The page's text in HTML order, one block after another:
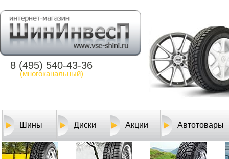
8 (495) 540-43-36
(многоканальный)
Шины Диски Акции Автотовары